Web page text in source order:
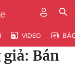
VIDEO
Bán